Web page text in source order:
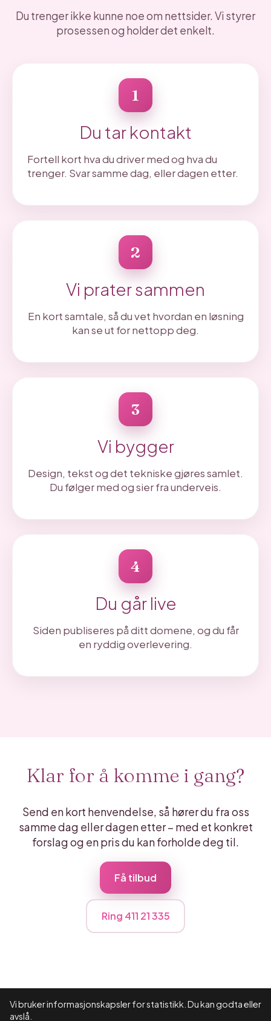
Du trenger ikke kunne noe om nettsider. Vi styrer
prosessen og holder det enkelt.
1
Du tar kontakt
Fortell kort hva du driver med og hva du
trenger. Svar samme dag, eller dagen etter.
2
Vi prater sammen
En kort samtale, så du vet hvordan en løsning
kan se ut for nettopp deg.
3
Vi bygger
Design, tekst og det tekniske gjøres samlet.
Du følger med og sier fra underveis.
4
Du går live
Siden publiseres på ditt domene, og du får
en ryddig overlevering.
Klar for å komme i gang?
Send en kort henvendelse, så hører du fra oss
samme dag eller dagen etter – med et konkret
forslag og en pris du kan forholde deg til.
Få tilbud
Ring 411 21 335
© 2026 MedMalin
Nettside levert av
Vi bruker informasjonskapsler for statistikk. Du kan godta eller
avslå.